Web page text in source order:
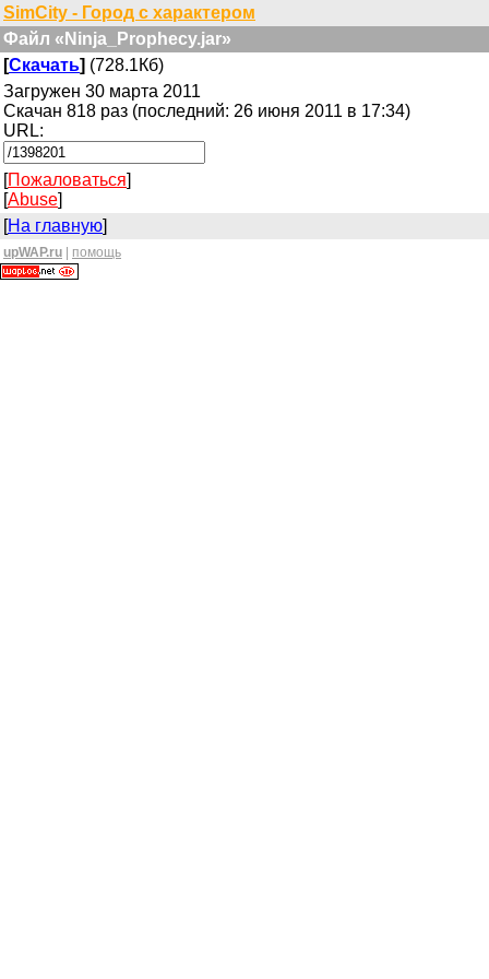
SimCity - Город с характером
Файл «Ninja_Prophecy.jar»
[Скачать] (728.1Кб)
Загружен 30 марта 2011
Скачан 818 раз (последний: 26 июня 2011 в 17:34)
URL:
[Пожаловаться]
[Abuse]
[На главную]
upWAP.ru помощь